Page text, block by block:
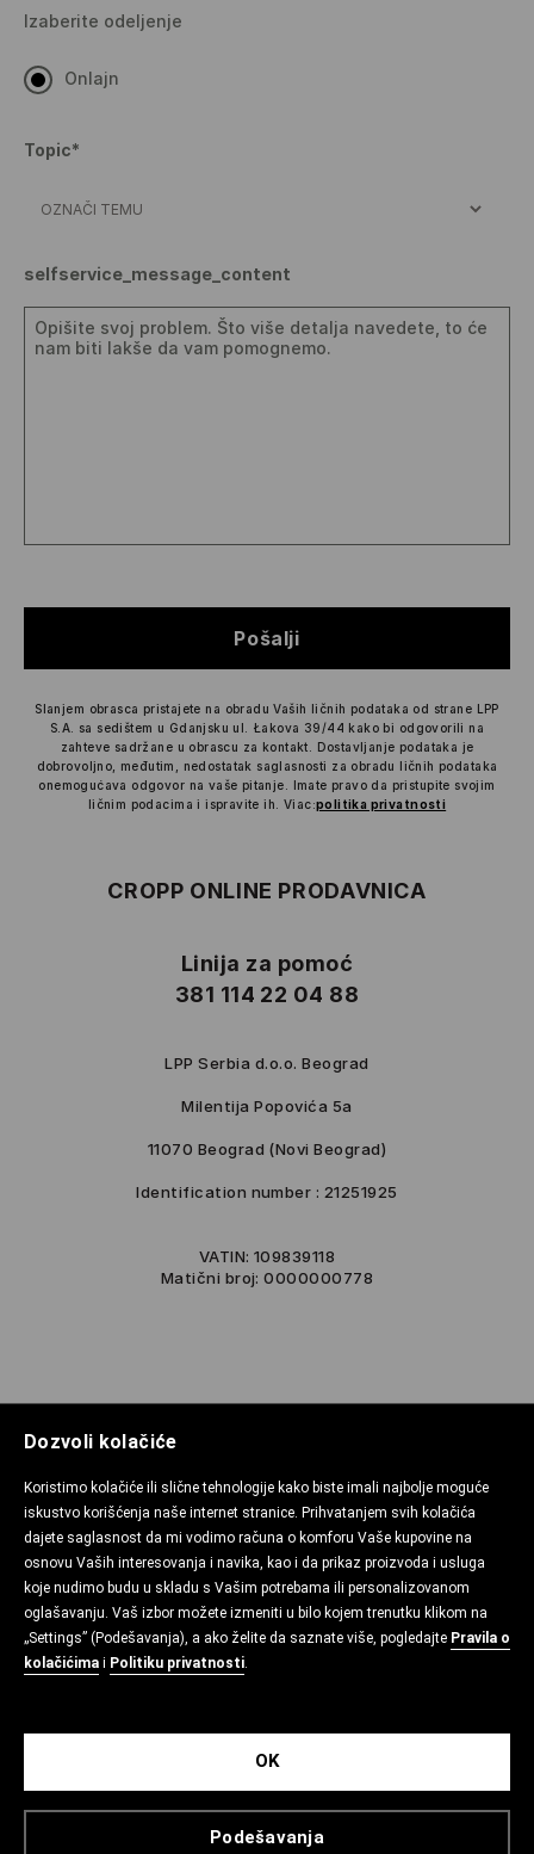
Dozvoli kolačiće
Koristimo kolačiće ili slične tehnologije kako biste imali najbolje moguće
iskustvo korišćenja naše internet stranice. Prihvatanjem svih kolačića
dajete saglasnost da mi vodimo računa o komforu Vaše kupovine na
osnovu Vaših interesovanja i navika, kao i da prikaz proizvoda i usluga
koje nudimo budu u skladu s Vašim potrebama ili personalizovanom
oglašavanju. Vaš izbor možete izmeniti u bilo kojem trenutku klikom na
„Settings” (Podešavanja), a ako želite da saznate više, pogledajte Pravila o
kolačićima i Politiku privatnosti.
Podešavanja
OK
Izaberite odeljenje
Onlajn
Topic*
selfservice_message_content
Pošalji
Slanjem obrasca pristajete na obradu Vaših ličnih podataka od strane LPP
S.A. sa sedištem u Gdanjsku ul. Łakova 39/44 kako bi odgovorili na
zahteve sadržane u obrascu za kontakt.
Dostavljanje podataka je
dobrovoljno, međutim, nedostatak saglasnosti za obradu ličnih podataka
onemogućava odgovor na vaše pitanje. Imate pravo da pristupite svojim
ličnim podacima i ispravite ih. Viac:politika privatnosti
CROPP ONLINE PRODAVNICA
Linija za pomoć
381 114 22 04 88
LPP Serbia d.o.o. Beograd
Milentija Popovića 5a
11070 Beograd (Novi Beograd)
Identification number : 21251925
VATIN: 109839118
Matični broj: 0000000778
ONLAJN CENTAR ZA POMOĆ
POLITIKA PRIVATNOSTI
KONTAKT